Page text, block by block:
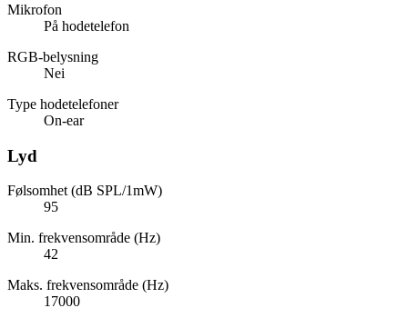
Mikrofon
På hodetelefon
RGB-belysning
Nei
Type hodetelefoner
On-ear
Lyd
Følsomhet (dB SPL/1mW)
95
Min. frekvensområde (Hz)
42
Maks. frekvensområde (Hz)
17000